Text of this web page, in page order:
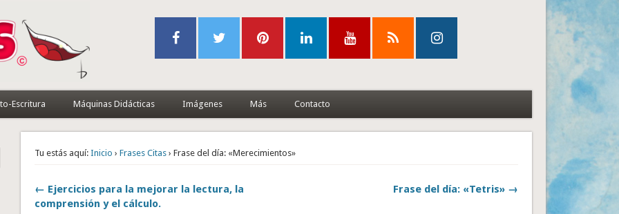
Escritura Máquinas Didácticas Imágenes Más Contacto
Tu estás aquí: Inicio ›Frases Citas › Frase del día: «Merecimientos»
← Ejercicios para la mejorar la lectura, la
comprensión y el cálculo.
Frase del día: «Tetris» →